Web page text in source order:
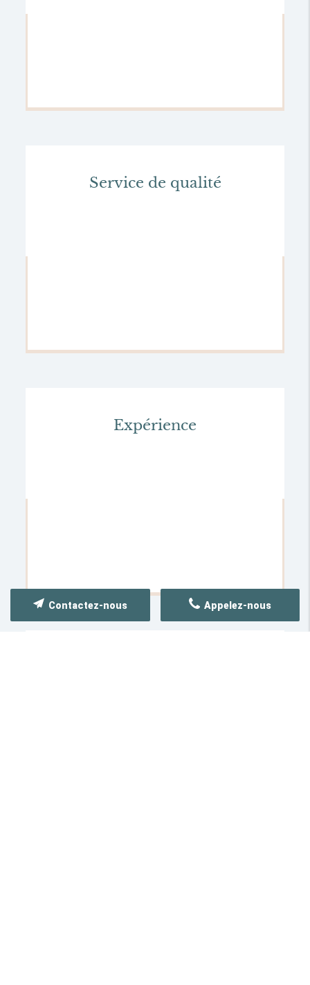
Service de qualité
Expérience
Appelez-nous
Contactez-nous